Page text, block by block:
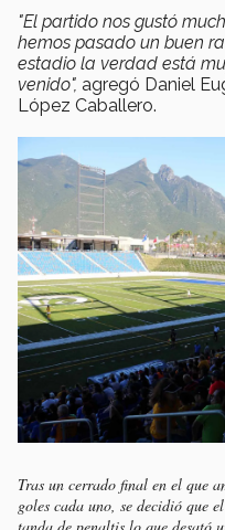
"El partido nos gustó
hemos pasado un buen
estadio la verdad está
venido", agregó Daniel
López Caballero.
Tras un cerrado final en el que
goles cada uno, se decidió que